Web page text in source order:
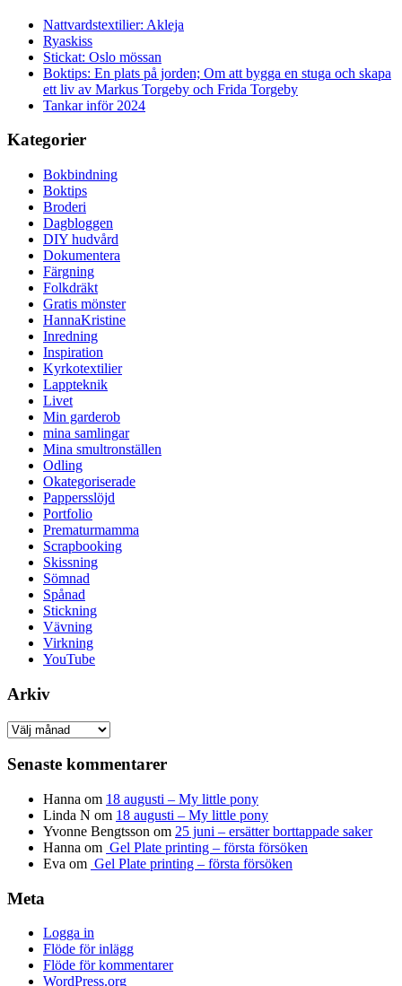
Nattvardstextilier: Akleja
Ryaskiss
Stickat: Oslo mössan
Boktips: En plats på jorden; Om att bygga en stuga och skapa
ett liv av Markus Torgeby och Frida Torgeby
Tankar inför 2024
Kategorier
Bokbindning
Boktips
Broderi
Dagbloggen
DIY hudvård
Dokumentera
Färgning
Folkdräkt
Gratis mönster
HannaKristine
Inredning
Inspiration
Kyrkotextilier
Lappteknik
Livet
Min garderob
mina samlingar
Mina smultronställen
Odling
Okategoriserade
Pappersslöjd
Portfolio
Prematurmamma
Scrapbooking
Skissning
Sömnad
Spånad
Stickning
Vävning
Virkning
YouTube
Arkiv
Arkiv
Senaste kommentarer
Hanna om 18 augusti – My little pony
Linda N om 18 augusti – My little pony
Yvonne Bengtsson om 25 juni – ersätter borttappade saker
Hanna om Gel Plate printing – första försöken
Eva om Gel Plate printing – första försöken
Meta
Logga in
Flöde för inlägg
Flöde för kommentarer
WordPress.org